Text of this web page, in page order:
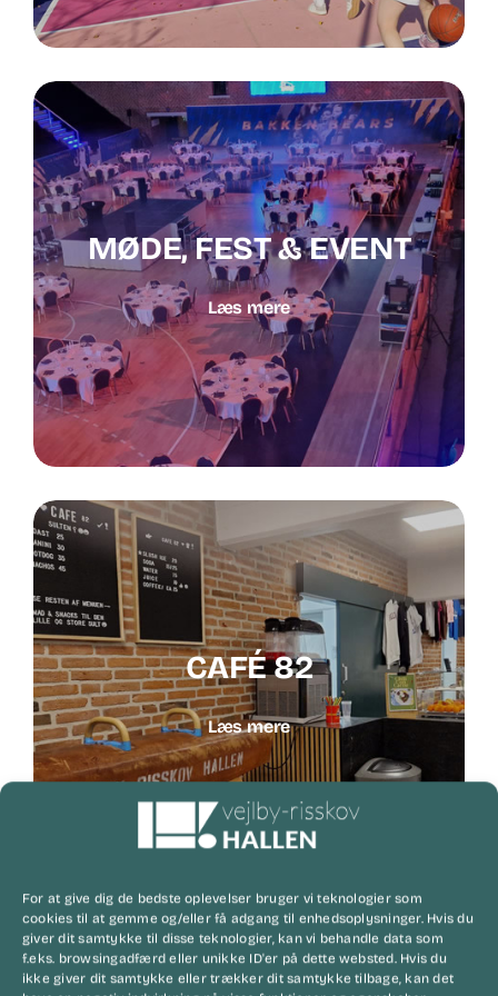
For at give dig de bedste oplevelser bruger vi teknologier som
cookies til at gemme og/eller få adgang til enhedsoplysninger. Hvis du
giver dit samtykke til disse teknologier, kan vi behandle data som
f.eks. browsingadfærd eller unikke ID'er på dette websted. Hvis du
ikke giver dit samtykke eller trækker dit samtykke tilbage, kan det
MØDE, FEST & EVENT
Læs mere
CAFÉ 82
Læs mere